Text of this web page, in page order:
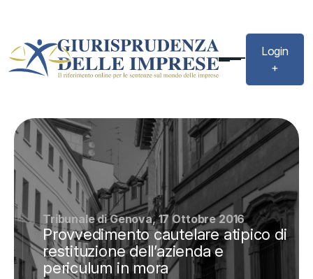
Login
+
Tribunale di Genova, 17 Ottobre 2016
Provvedimento cautelare atipico di
restituzione dell’azienda e
periculum in mora